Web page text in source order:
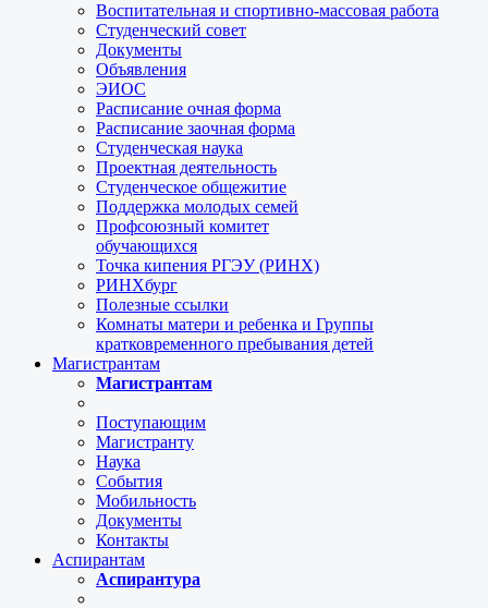
Воспитательная и спортивно-массовая работа
Студенческий совет
Документы
Объявления
ЭИОС
Расписание очная форма
Расписание заочная форма
Студенческая наука
Проектная деятельность
Студенческое общежитие
Поддержка молодых семей
Профсоюзный комитет
обучающихся
Точка кипения РГЭУ (РИНХ)
РИНХбург
Полезные ссылки
Комнаты матери и ребенка и Группы
кратковременного пребывания детей
Магистрантам
Магистрантам
Поступающим
Магистранту
Наука
События
Мобильность
Документы
Контакты
Аспирантам
Аспирантура